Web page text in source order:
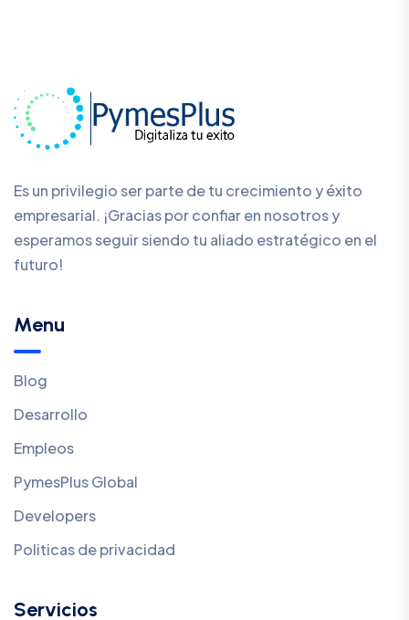
Es un privilegio ser parte de tu crecimiento y éxito
empresarial. ¡Gracias por confiar en nosotros y
esperamos seguir siendo tu aliado estratégico en el
futuro!
Menu
Blog
Desarrollo
Empleos
PymesPlus Global
Developers
Politicas de privacidad
Servicios